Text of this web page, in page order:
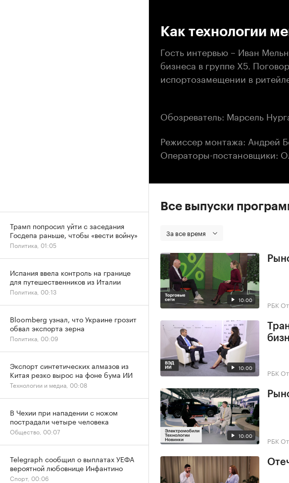
Как технологии
Гость интервью – Иван
бизнеса в группе Х5.
испортозамещении в
Обозреватель: Марсель
Режиссер монтажа: Андрей
Операторы-постановщики:
Все выпуски
За все время
10:00 РБК
10:00 РБК
10:00 РБК
Трамп попросил уйти с заседания
Госдепа раньше, чтобы «вести войну»
Политика, 01:05
Испания ввела контроль на границе
для путешественников из Италии
Политика, 00:13
Bloomberg узнал, что Украине грозит
обвал экспорта зерна
Политика, 00:09
Экспорт синтетических алмазов из
Китая резко вырос на фоне бума ИИ
Технологии и медиа, 00:08
В Чехии при нападении с ножом
пострадали четыре человека
Общество, 00:07
Telegraph сообщил о выплатах УЕФА
вероятной любовнице Инфантино
Спорт, 00:06